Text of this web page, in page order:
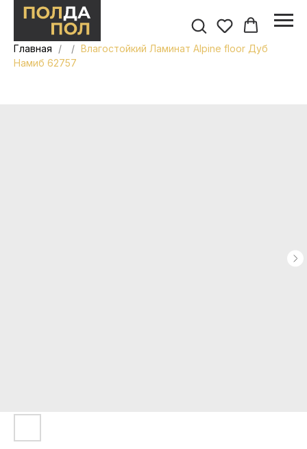
Главная
Влагостойкий Ламинат Alpine floor Дуб
Намиб 62757